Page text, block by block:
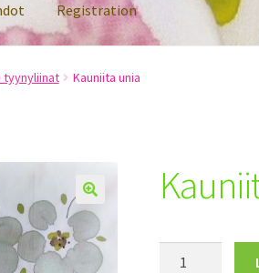
Registration
tyynyliinat Kauniita unia